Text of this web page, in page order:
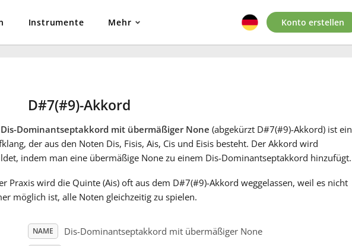
Instrumente Mehr Konto erstellen
D#7(#9)-Akkord
Dis-Dominantseptakkord mit übermäßiger None (abgekürzt D#7(#9)-Akkord) ist ein
der aus den Noten Dis, Fisis, Ais, Cis und Eisis besteht. Der Akkord wird
indem man eine übermäßige None zu einem Dis-Dominantseptakkord hinzufügt.
Praxis wird die Quinte (Ais) oft aus dem D#7(#9)-Akkord weggelassen, weil es nicht
möglich ist, alle Noten gleichzeitig zu spielen.
NAME Dis-Dominantseptakkord mit übermäßiger None